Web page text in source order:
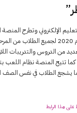
الإلكتروني وتطرح
بشكل مجاني حتى نهاية عام 2020 لجميع
من الدروس والتدريبات
تتيح المنصة نظام اللعب
يشجع الطلاب في نفس الصف
على هذا الرابط